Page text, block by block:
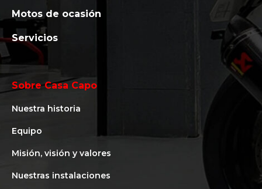
Motos de ocasión
Servicios
Sobre Casa Capo
Nuestra historia
Equipo
Misión, visión y valores
Nuestras instalaciones